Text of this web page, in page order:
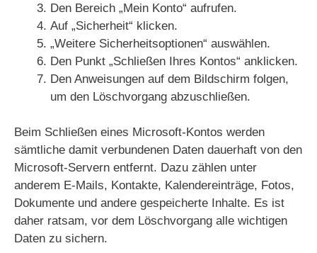
Den Bereich „Mein Konto“ aufrufen.
Auf „Sicherheit“ klicken.
„Weitere Sicherheitsoptionen“ auswählen.
Den Punkt „Schließen Ihres Kontos“ anklicken.
Den Anweisungen auf dem Bildschirm folgen,
um den Löschvorgang abzuschließen.
Beim Schließen eines Microsoft-Kontos werden
sämtliche damit verbundenen Daten dauerhaft von den
Microsoft-Servern entfernt. Dazu zählen unter
anderem E-Mails, Kontakte, Kalendereinträge, Fotos,
Dokumente und andere gespeicherte Inhalte. Es ist
daher ratsam, vor dem Löschvorgang alle wichtigen
Daten zu sichern.